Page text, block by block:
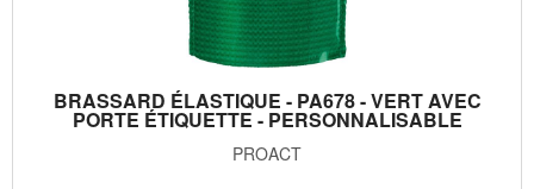
BRASSARD ÉLASTIQUE - PA678 - VERT AVEC
PORTE ÉTIQUETTE - PERSONNALISABLE
PROACT